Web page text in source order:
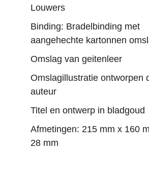
Louwers
Binding: Bradelbinding met
aangehechte kartonnen
Omslag van geitenleer
Omslagillustratie ontworpen
auteur
Titel en ontwerp in bladgoud
Afmetingen: 215 mm x 160
28 mm